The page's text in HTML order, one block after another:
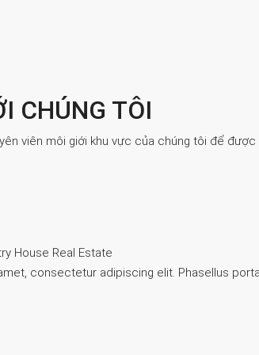
CHÚNG TÔI
viên môi giới khu vực của chúng tôi để
House Real Estate
consectetur adipiscing elit. Phasellus